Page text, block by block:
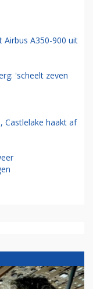
A350-900 uit
'scheelt zeven
Castlelake haakt af